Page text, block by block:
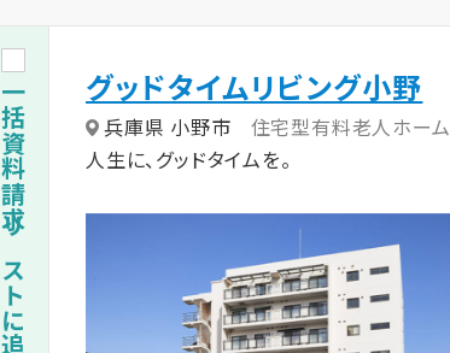
グッドタイムリビング小野
兵庫県 小野市
住宅型有料老人ホーム
人生に、グッドタイムを。
一括資料請求リストに追加